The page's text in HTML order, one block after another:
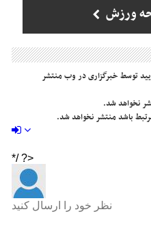
ورزش
توسط خبرگزاری در وب منتشر
نخواهد شد.
باشد منتشر نخواهد شد.